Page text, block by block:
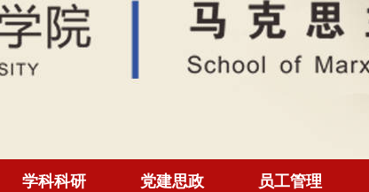
学科科研 党建思政 员工管理